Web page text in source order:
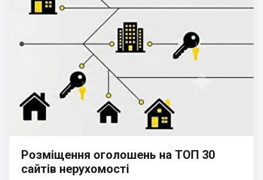
Розміщення оголошень на ТОП 30
сайтів нерухомості